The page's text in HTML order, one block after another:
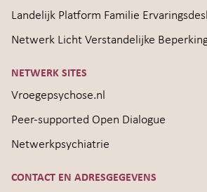
Landelijk Platform Familie
Netwerk Licht Verstandelijke
NETWERK SITES
Vroegepsychose.nl
Peer-supported Open Dialogue
Netwerkpsychiatrie
CONTACT EN ADRESGEGEVENS